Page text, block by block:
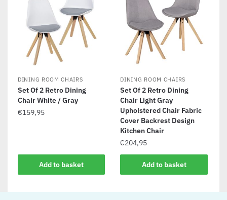
DINING ROOM CHAIRS
Set Of 2 Retro Dining
Chair White / Gray
€159,95
Add to basket
DINING ROOM CHAIRS
Set Of 2 Retro Dining
Chair Light Gray
Upholstered Chair Fabric
Cover Backrest Design
Kitchen Chair
€204,95
Add to basket